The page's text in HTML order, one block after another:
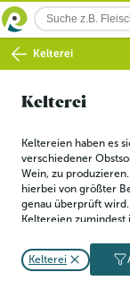
Kelterei
Kelterei
Keltereien haben es
verschiedener
Wein, zu
hierbei von größter
genau überprüft
Keltereien zumindest
Kelterei